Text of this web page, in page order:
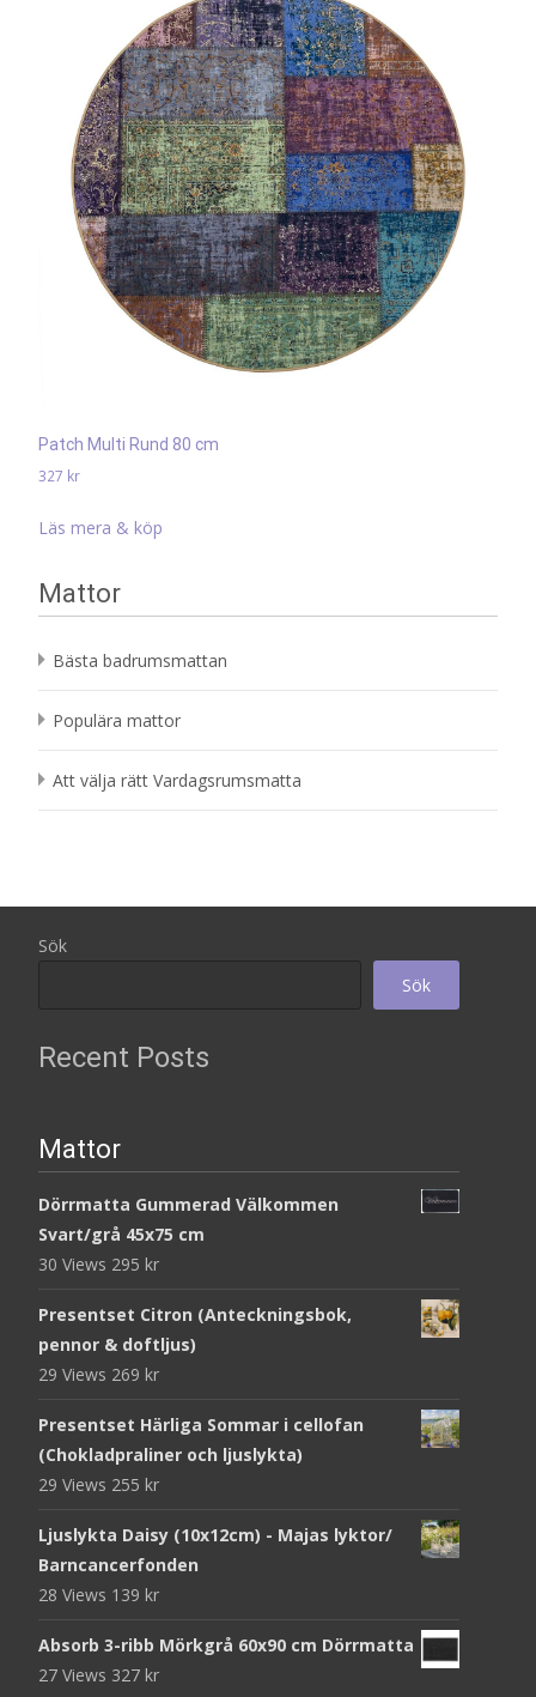
Patch Multi Rund 80 cm
327 kr
Läs mera & köp
Mattor
Bästa badrumsmattan
Populära mattor
Att välja rätt Vardagsrumsmatta
Sök
Sök
Recent Posts
Mattor
Dörrmatta Gummerad Välkommen
Svart/grå 45x75 cm
30 Views 295 kr
Presentset Citron (Anteckningsbok,
pennor & doftljus)
29 Views 269 kr
Presentset Härliga Sommar i cellofan
(Chokladpraliner och ljuslykta)
29 Views 255 kr
Ljuslykta Daisy (10x12cm) - Majas lyktor/
Barncancerfonden
28 Views 139 kr
Absorb 3-ribb Mörkgrå 60x90 cm Dörrmatta
27 Views 327 kr